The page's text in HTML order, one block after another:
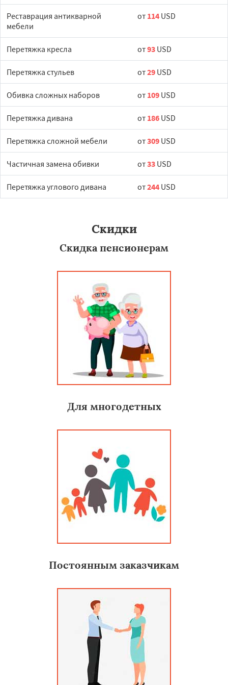
Реставрация антикварной
мебели
от 114 USD
Перетяжка кресла от93 USD
Перетяжка стульев от29 USD
Обивка сложных наборов от 109 USD
Перетяжка дивана от 186 USD
Перетяжка сложной мебели от309 USD
Частичная замена обивки от33 USD
Перетяжка углового дивана от244 USD
Скидки
Скидка пенсионерам
Для многодетных
Постоянным заказчикам